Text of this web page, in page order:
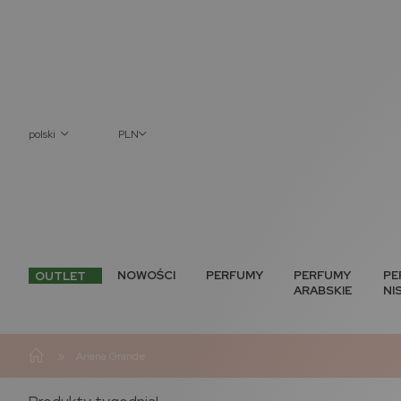
polski PLN
OUTLET NOWOŚCI PERFUMY
PERFUMY
ARABSKIE
» Ariana Grande